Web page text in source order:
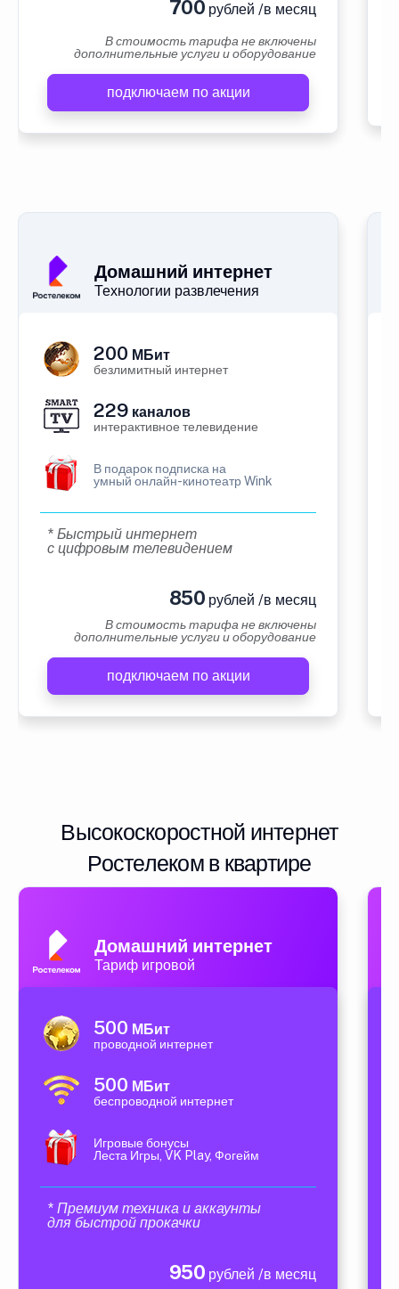
700 рублей /в месяц
В стоимость тарифа не включены
дополнительные услуги и оборудование
подключаем по акции
Домашний интернет
Технологии развлечения
200 МБит
безлимитный интернет
229 каналов
интерактивное телевидение
В подарок подписка на
умный онлайн-кинотеатр Wink
* Быстрый интернет
с цифровым телевидением
850 рублей /в месяц
В стоимость тарифа не включены
дополнительные услуги и оборудование
подключаем по акции
Высокоскоростной интернет
Ростелеком в квартире
Домашний интернет
Тариф игровой
500 МБит
проводной интернет
500 МБит
беспроводной интернет
Игровые бонусы
Леста Игры, VK Play, Фогейм
* Премиум техника и аккаунты
для быстрой прокачки
950 рублей /в месяц